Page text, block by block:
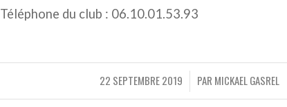
Téléphone du club : 06.10.01.53.93
22 SEPTEMBRE 2019
/ PAR MICKAEL GASREL